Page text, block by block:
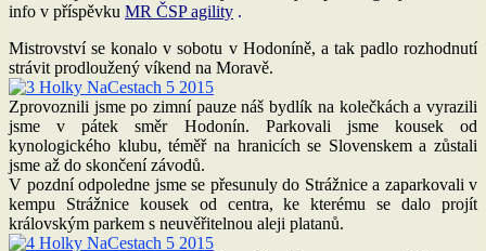
info v příspěvku MR ČSP agility .
Mistrovství se konalo v sobotu v Hodoníně, a tak padlo rozhodnutí
strávit prodloužený víkend na Moravě.
Zprovoznili jsme po zimní pauze náš bydlík na kolečkách a vyrazili
jsme v pátek směr Hodonín. Parkovali jsme kousek od
kynologického klubu, téměř na hranicích se Slovenskem a zůstali
jsme až do skončení závodů.
V pozdní odpoledne jsme se přesunuly do Strážnice a zaparkovali v
kempu Strážnice kousek od centra, ke kterému se dalo projít
královským parkem s neuvěřitelnou aleji platanů.